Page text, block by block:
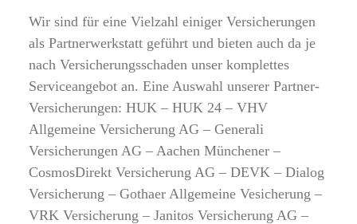
Wir sind für eine Vielzahl einiger Versicherungen
als Partnerwerkstatt geführt und bieten auch da je
nach Versicherungsschaden unser komplettes
Serviceangebot an. Eine Auswahl unserer Partner-
Versicherungen: HUK – HUK 24 – VHV
Allgemeine Versicherung AG – Generali
Versicherungen AG – Aachen Münchener –
CosmosDirekt Versicherung AG – DEVK – Dialog
Versicherung – Gothaer Allgemeine Vesicherung –
VRK Versicherung – Janitos Versicherung AG –